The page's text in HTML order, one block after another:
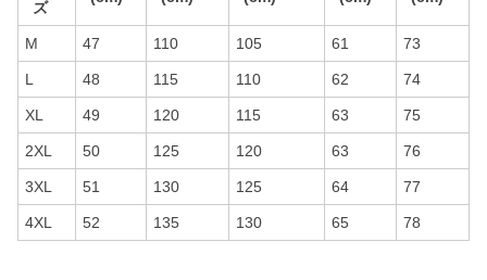
ズ
M 47 110 105 61 73
L 48 115 110 62 74
XL 49 120 115 63 75
2XL 50 125 120 63 76
3XL 51 130 125 64 77
4XL 52 135 130 65 78